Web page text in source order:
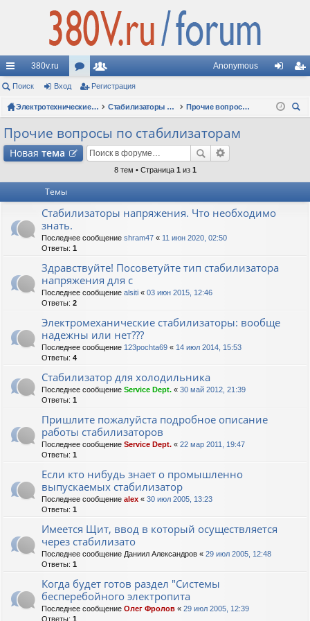
с
ы
лк
380v.ru
ор
ум
ол
ьз
ат
Anonymous
д ис
Поиск Вход Регистрация
Электротехнические форумы Стабилизаторы напряжения
Прочие вопросы по стабилизаторам
Прочие вопросы по стабилизаторам
Новая тема
8 тем • Страница 1 из 1
Темы
Стабилизаторы напряжения. Что необходимо
знать.
Последнее сообщение shram47 « 11 июн 2020, 02:50
Ответы: 1
Здравствуйте! Посоветуйте тип стабилизатора
напряжения для с
Последнее сообщение alsiti « 03 июн 2015, 12:46
Ответы: 2
Электромеханические стабилизаторы: вообще
надежны или нет???
Последнее сообщение 123pochta69 « 14 июл 2014, 15:53
Ответы: 4
Стабилизатор для холодильника
Последнее сообщение Service Dept. « 30 май 2012, 21:39
Ответы: 1
Пришлите пожалуйста подробное описание
работы стабилизаторов
Последнее сообщение Service Dept. « 22 мар 2011, 19:47
Ответы: 1
Если кто нибудь знает о промышленно
выпускаемых стабилизатор
Последнее сообщение alex « 30 июл 2005, 13:23
Ответы: 1
Имеется Щит, ввод в который осуществляется
через стабилизато
Последнее сообщение Даниил Александров « 29 июл 2005, 12:48
Ответы: 1
Когда будет готов раздел "Системы
бесперебойного электропита
Последнее сообщение Олег Фролов « 29 июл 2005, 12:39
Ответы: 1